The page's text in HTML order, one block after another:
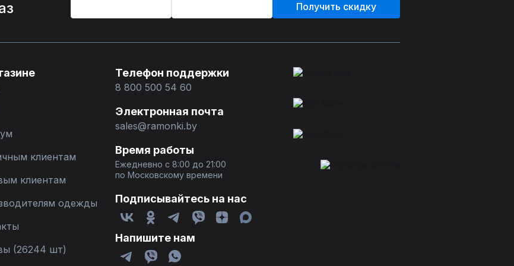
Получить скидку
клиентам
клиентам
одежды
(26244 шт)
Телефон поддержки
8 800 500 54 60
Электронная почта
sales@ramonki.by
Время работы
Ежедневно с 8:00 до 21:00
по Московскому времени
Подписывайтесь на нас
Напишите нам